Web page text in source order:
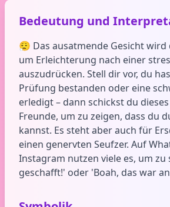
Bedeutung und
😮‍💨 Das ausatmende Gesicht
um Erleichterung nach einer
auszudrücken. Stell dir vor, du
Prüfung bestanden oder eine
erledigt – dann schickst du
Freunde, um zu zeigen, dass du
kannst. Es steht aber auch für
einen genervten Seufzer. Auf
Instagram nutzen viele es, um zu
geschafft!' oder 'Boah, das war